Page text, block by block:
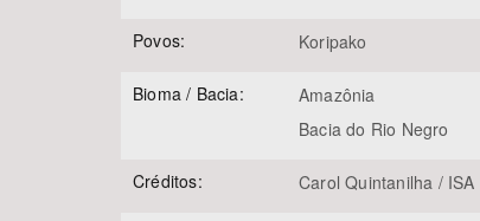
Povos: Koripako
Bioma / Bacia:
Amazônia
Bacia do Rio Negro
Créditos: Carol Quintanilha / ISA